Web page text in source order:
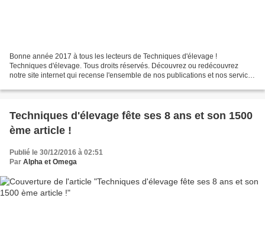
Bonne année 2017 à tous les lecteurs de Techniques d'élevage !
Techniques d'élevage. Tous droits réservés. Découvrez ou redécouvrez
notre site internet qui recense l'ensemble de nos publications et nos services
elevage...
Techniques d'élevage fête ses 8 ans et son 1500
ème article !
Publié le 30/12/2016 à 02:51
Par Alpha et Omega